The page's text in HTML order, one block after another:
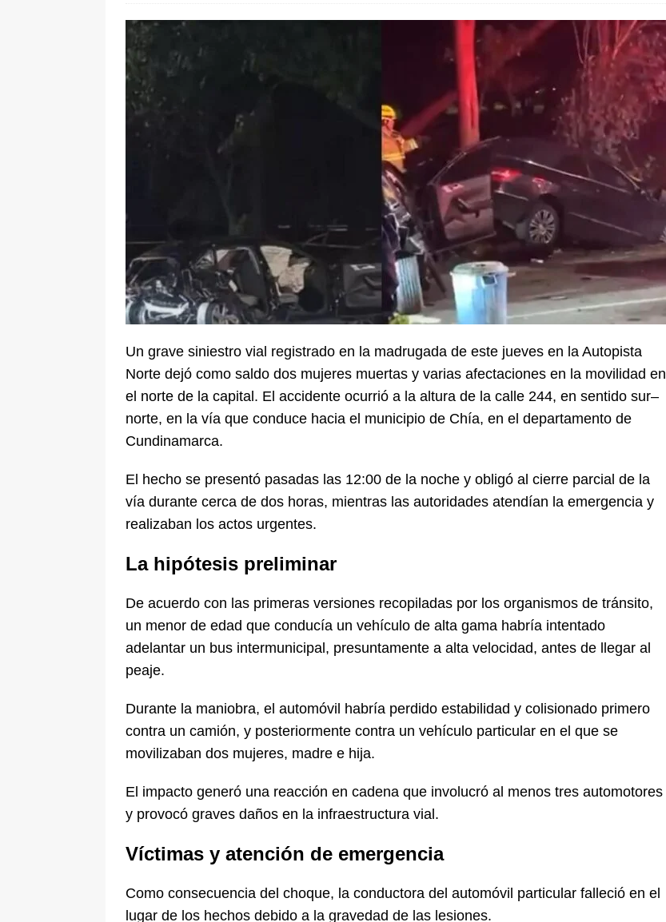
Un grave siniestro vial registrado en la madrugada de este jueves en la Autopista
Norte dejó como saldo dos mujeres muertas y varias afectaciones en la movilidad en
el norte de la capital. El accidente ocurrió a la altura de la calle 244, en sentido sur–
norte, en la vía que conduce hacia el municipio de Chía, en el departamento de
Cundinamarca.
El hecho se presentó pasadas las 12:00 de la noche y obligó al cierre parcial de la
vía durante cerca de dos horas, mientras las autoridades atendían la emergencia y
realizaban los actos urgentes.
La hipótesis preliminar
De acuerdo con las primeras versiones recopiladas por los organismos de tránsito,
un menor de edad que conducía un vehículo de alta gama habría intentado
adelantar un bus intermunicipal, presuntamente a alta velocidad, antes de llegar al
peaje.
Durante la maniobra, el automóvil habría perdido estabilidad y colisionado primero
contra un camión, y posteriormente contra un vehículo particular en el que se
movilizaban dos mujeres, madre e hija.
El impacto generó una reacción en cadena que involucró al menos tres automotores
y provocó graves daños en la infraestructura vial.
Víctimas y atención de emergencia
Como consecuencia del choque, la conductora del automóvil particular falleció en el
lugar de los hechos debido a la gravedad de las lesiones.